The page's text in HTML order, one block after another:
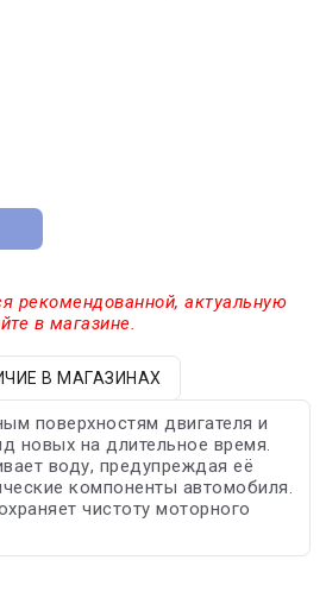
рекомендованной, актуальную
в магазине.
В МАГАЗИНАХ
поверхностям двигателя и
новых на длительное время.
воду, предупреждая её
компоненты автомобиля.
чистоту моторного